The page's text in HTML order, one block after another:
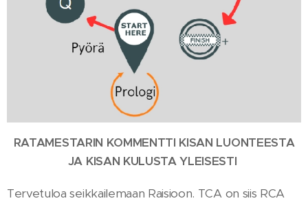
RATAMESTARIN KOMMENTTI KISAN LUONTEESTA
JA KISAN KULUSTA YLEISESTI
Tervetuloa seikkailemaan Raisioon. TCA on siis RCA